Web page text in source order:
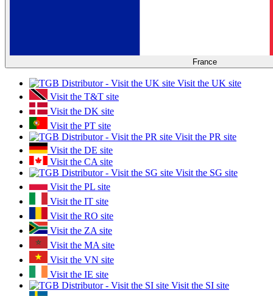
France
Visit the UK site
Visit the T&T site
Visit the DK site
Visit the PT site
Visit the PR site
Visit the DE site
Visit the CA site
Visit the SG site
Visit the PL site
Visit the IT site
Visit the RO site
Visit the ZA site
Visit the MA site
Visit the VN site
Visit the IE site
Visit the SI site